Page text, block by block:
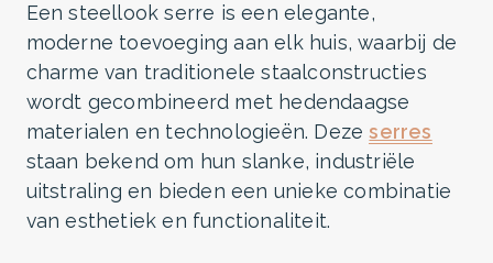
Een steellook serre is een elegante,
moderne toevoeging aan elk huis, waarbij de
charme van traditionele staalconstructies
wordt gecombineerd met hedendaagse
materialen en technologieën. Dezeserres
staan bekend om hun slanke, industriële
uitstraling en bieden een unieke combinatie
van esthetiek en functionaliteit.